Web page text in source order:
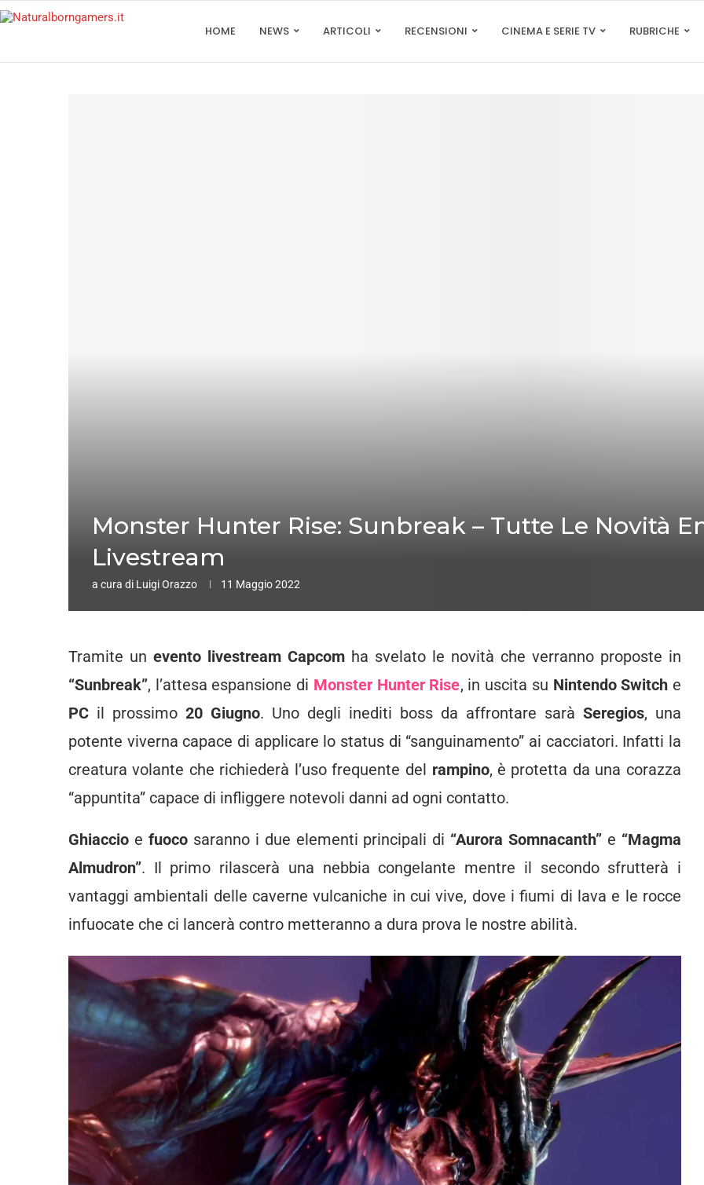
HOME NEWS ARTICOLI RECENSIONI CINEMA E SERIE TV RUBRICHE
Monster Hunter Rise: Sunbreak – Tutte Le Novità
Livestream
a cura di Luigi Orazzo 11 Maggio 2022
Tramite un evento livestream Capcom ha svelato le novità che verranno proposte in
“Sunbreak”, l’attesa espansione di Monster Hunter Rise, in uscita su Nintendo Switch e
PC il prossimo 20 Giugno. Uno degli inediti boss da affrontare sarà Seregios, una
potente viverna capace di applicare lo status di “sanguinamento” ai cacciatori. Infatti la
creatura volante che richiederà l’uso frequente del rampino, è protetta da una corazza
“appuntita” capace di infliggere notevoli danni ad ogni contatto.
Ghiaccio e fuocosaranno i due elementi principali di “Aurora Somnacanth” e “Magma
Almudron”. Il primo rilascerà una nebbia congelante mentre il secondo sfrutterà i
vantaggi ambientali delle caverne vulcaniche in cui vive, dove i fiumi di lava e le rocce
infuocate che ci lancerà contro metteranno a dura prova le nostre abilità.